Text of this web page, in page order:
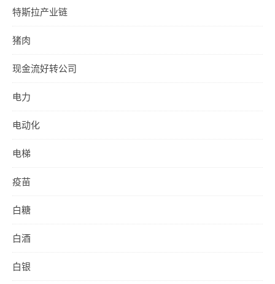
特斯拉产业链
猪肉
现金流好转公司
电力
电动化
电梯
疫苗
白糖
白酒
白银